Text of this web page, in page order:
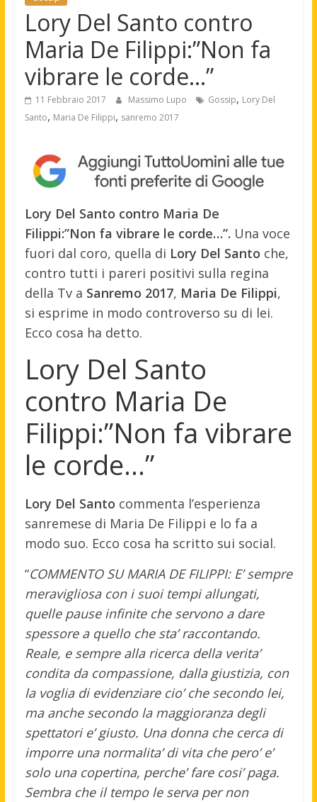
Lory Del Santo contro
Maria De Filippi:”Non fa
vibrare le corde…”
11 Febbraio 2017 Massimo Lupo Gossip, Lory Del
Santo, Maria De Filippi, sanremo 2017
Lory Del Santo contro Maria De
Filippi:”Non fa vibrare le corde…”. Una voce
fuori dal coro, quella di Lory Del Santo che,
contro tutti i pareri positivi sulla regina
della Tv a Sanremo 2017, Maria De Filippi,
si esprime in modo controverso su di lei.
Ecco cosa ha detto.
Lory Del Santo
contro Maria De
Filippi:”Non fa vibrare
le corde…”
Lory Del Santo commenta l’esperienza
sanremese di Maria De Filippi e lo fa a
modo suo. Ecco cosa ha scritto sui social.
“COMMENTO SU MARIA DE FILIPPI: E’ sempre
meravigliosa con i suoi tempi allungati,
quelle pause infinite che servono a dare
spessore a quello che sta’ raccontando.
Reale, e sempre alla ricerca della verita’
condita da compassione, dalla giustizia, con
la voglia di evidenziare cio’ che secondo lei,
ma anche secondo la maggioranza degli
spettatori e’ giusto. Una donna che cerca di
imporre una normalita’ di vita che pero’ e’
solo una copertina, perche’ fare cosi’ paga.
Sembra che il tempo le serva per non